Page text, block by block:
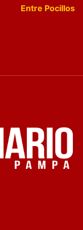
Entre Pocillos